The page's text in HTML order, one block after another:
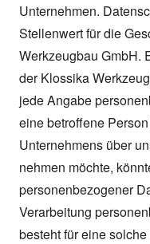
Unternehmen.
Stellenwert für die
Werkzeugbau GmbH.
der Klossika
jede Angabe
eine betroffene
Unternehmens über
nehmen möchte,
personenbezogener
Verarbeitung
besteht für eine